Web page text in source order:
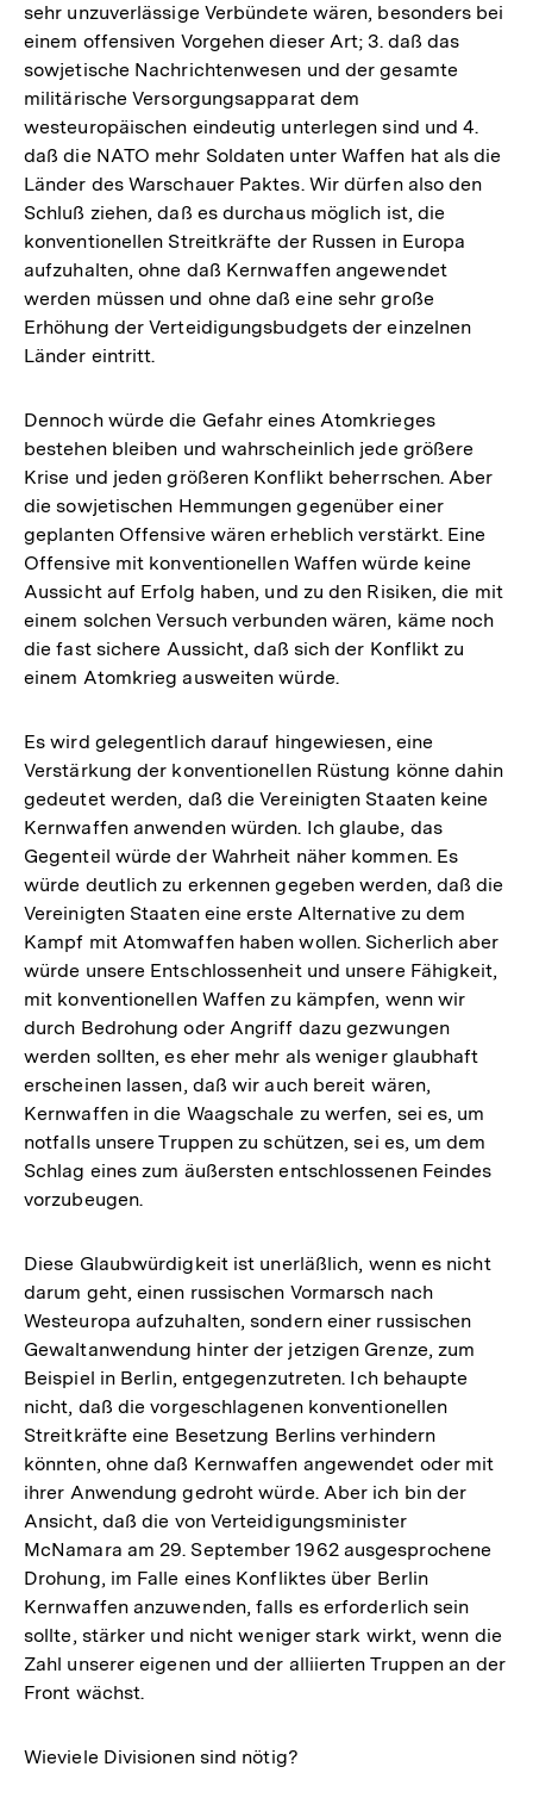
sehr unzuverlässige Verbündete wären, besonders bei
einem offensiven Vorgehen dieser Art; 3. daß das
sowjetische Nachrichtenwesen und der gesamte
militärische Versorgungsapparat dem
westeuropäischen eindeutig unterlegen sind und 4.
daß die NATO mehr Soldaten unter Waffen hat als die
Länder des Warschauer Paktes. Wir dürfen also den
Schluß ziehen, daß es durchaus möglich ist, die
konventionellen Streitkräfte der Russen in Europa
aufzuhalten, ohne daß Kernwaffen angewendet
werden müssen und ohne daß eine sehr große
Erhöhung der Verteidigungsbudgets der einzelnen
Länder eintritt.
Dennoch würde die Gefahr eines Atomkrieges
bestehen bleiben und wahrscheinlich jede größere
Krise und jeden größeren Konflikt beherrschen. Aber
die sowjetischen Hemmungen gegenüber einer
geplanten Offensive wären erheblich verstärkt. Eine
Offensive mit konventionellen Waffen würde keine
Aussicht auf Erfolg haben, und zu den Risiken, die mit
einem solchen Versuch verbunden wären, käme noch
die fast sichere Aussicht, daß sich der Konflikt zu
einem Atomkrieg ausweiten würde.
Es wird gelegentlich darauf hingewiesen, eine
Verstärkung der konventionellen Rüstung könne dahin
gedeutet werden, daß die Vereinigten Staaten keine
Kernwaffen anwenden würden. Ich glaube, das
Gegenteil würde der Wahrheit näher kommen. Es
würde deutlich zu erkennen gegeben werden, daß die
Vereinigten Staaten eine erste Alternative zu dem
Kampf mit Atomwaffen haben wollen. Sicherlich aber
würde unsere Entschlossenheit und unsere Fähigkeit,
mit konventionellen Waffen zu kämpfen, wenn wir
durch Bedrohung oder Angriff dazu gezwungen
werden sollten, es eher mehr als weniger glaubhaft
erscheinen lassen, daß wir auch bereit wären,
Kernwaffen in die Waagschale zu werfen, sei es, um
notfalls unsere Truppen zu schützen, sei es, um dem
Schlag eines zum äußersten entschlossenen Feindes
vorzubeugen.
Diese Glaubwürdigkeit ist unerläßlich, wenn es nicht
darum geht, einen russischen Vormarsch nach
Westeuropa aufzuhalten, sondern einer russischen
Gewaltanwendung hinter der jetzigen Grenze, zum
Beispiel in Berlin, entgegenzutreten. Ich behaupte
nicht, daß die vorgeschlagenen konventionellen
Streitkräfte eine Besetzung Berlins verhindern
könnten, ohne daß Kernwaffen angewendet oder mit
ihrer Anwendung gedroht würde. Aber ich bin der
Ansicht, daß die von Verteidigungsminister
McNamara am 29. September 1962 ausgesprochene
Drohung, im Falle eines Konfliktes über Berlin
Kernwaffen anzuwenden, falls es erforderlich sein
sollte, stärker und nicht weniger stark wirkt, wenn die
Zahl unserer eigenen und der alliierten Truppen an der
Front wächst.
Wieviele Divisionen sind nötig?